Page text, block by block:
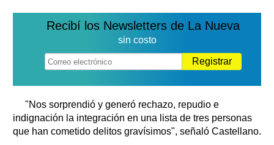
Recibí los Newsletters de La Nueva
sin costo
Registrar
"Nos sorprendió y generó rechazo, repudio e
indignación la integración en una lista de tres personas
que han cometido delitos gravísimos", señaló Castellano.